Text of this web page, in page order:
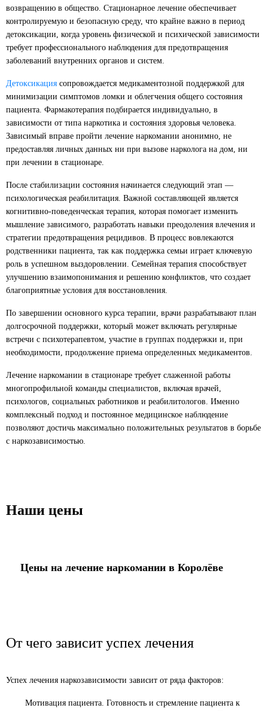
возвращению в общество. Стационарное лечение обеспечивает
контролируемую и безопасную среду, что крайне важно в период
детоксикации, когда уровень физической и психической зависимости
требует профессионального наблюдения для предотвращения
заболеваний внутренних органов и систем.
Детоксикация сопровождается медикаментозной поддержкой для
минимизации симптомов ломки и облегчения общего состояния
пациента. Фармакотерапия подбирается индивидуально, в
зависимости от типа наркотика и состояния здоровья человека.
Зависимый вправе пройти лечение наркомании анонимно, не
предоставляя личных данных ни при вызове нарколога на дом, ни
при лечении в стационаре.
После стабилизации состояния начинается следующий этап —
психологическая реабилитация. Важной составляющей является
когнитивно-поведенческая терапия, которая помогает изменить
мышление зависимого, разработать навыки преодоления влечения и
стратегии предотвращения рецидивов. В процесс вовлекаются
родственники пациента, так как поддержка семьи играет ключевую
роль в успешном выздоровлении. Семейная терапия способствует
улучшению взаимопонимания и решению конфликтов, что создает
благоприятные условия для восстановления.
По завершении основного курса терапии, врачи разрабатывают план
долгосрочной поддержки, который может включать регулярные
встречи с психотерапевтом, участие в группах поддержки и, при
необходимости, продолжение приема определенных медикаментов.
Лечение наркомании в стационаре требует слаженной работы
многопрофильной команды специалистов, включая врачей,
психологов, социальных работников и реабилитологов. Именно
комплексный подход и постоянное медицинское наблюдение
позволяют достичь максимально положительных результатов в борьбе
с наркозависимостью.
Наши цены
Цены на лечение наркомании в Королёве
от5 000 ₽
От чего зависит успех лечения
Успех лечения наркозависимости зависит от ряда факторов:
Мотивация пациента. Готовность и стремление пациента к